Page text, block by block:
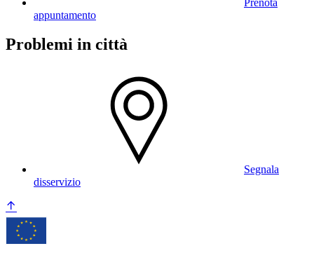
appuntamento
Problemi in città
Segnala
disservizio